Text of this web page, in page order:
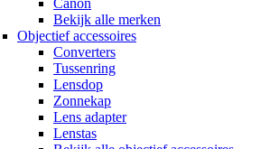
Canon
Bekijk alle merken
Objectief accessoires
Converters
Tussenring
Lensdop
Zonnekap
Lens adapter
Lenstas